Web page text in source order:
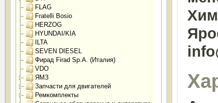
FLAG
Fratelli Bosio
HERZOG
HYUNDAI/KIA
ILTA
SEVEN DIESEL
Фирад Firad Sp.A. (Италия)
VDO
ЯМЗ
Запчасти для двигателей
Ремкомплекты